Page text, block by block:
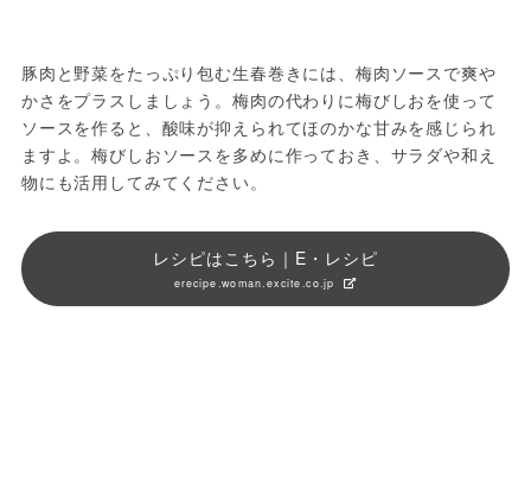
豚肉と野菜をたっぷり包む生春巻きには、梅肉ソースで爽や
かさをプラスしましょう。梅肉の代わりに梅びしおを使って
ソースを作ると、酸味が抑えられてほのかな甘みを感じられ
ますよ。梅びしおソースを多めに作っておき、サラダや和え
物にも活用してみてください。
レシピはこちら｜E・レシピ
erecipe.woman.excite.co.jp